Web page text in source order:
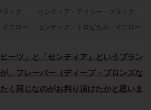
ラック センティア・アイシー・ブラック
イエロー センティア・トロピカル・イエロー
ーツ」と「センティア」というブラン
、
フレーバー （ディープ・ブロンズな
く同じなのがお判り頂けたかと思いま